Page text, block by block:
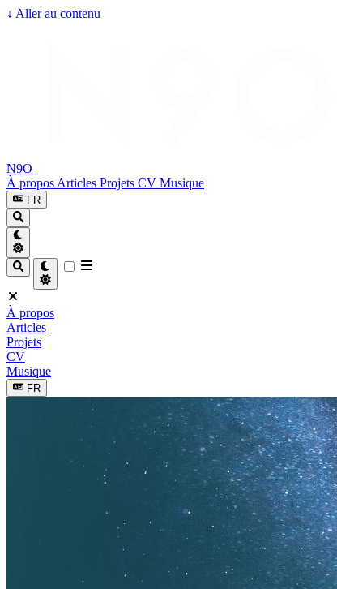
↓ Aller au contenu
N9O
À propos Articles Projets CV Musique
FR
À propos
Articles
Projets
CV
Musique
FR